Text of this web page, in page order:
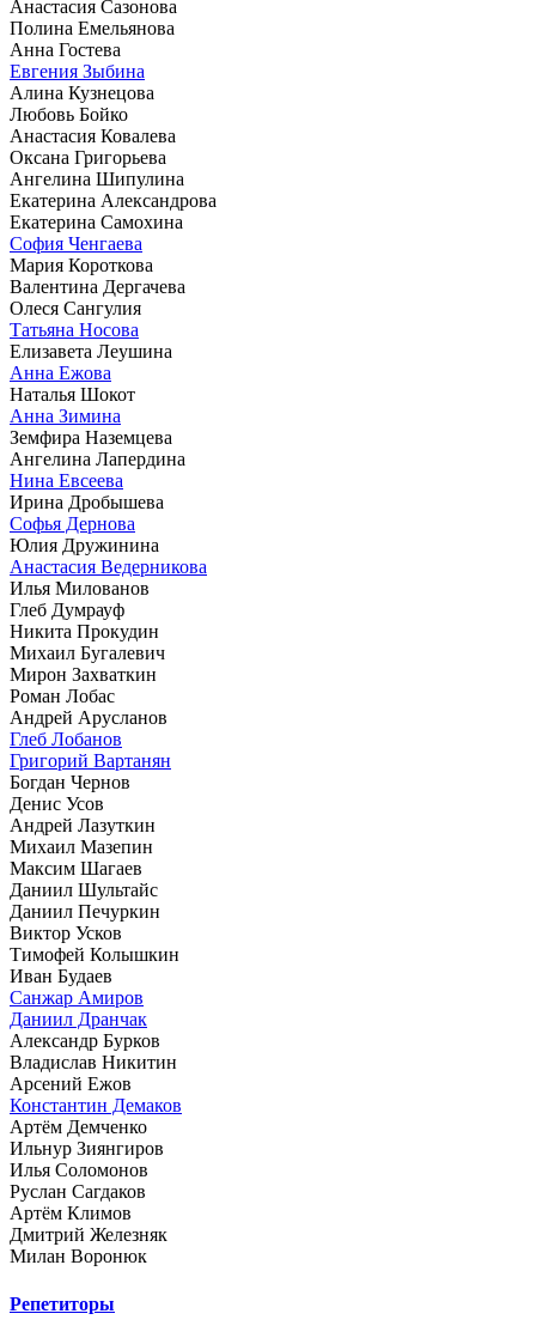
Анастасия Сазонова
Полина Емельянова
Анна Гостева
Евгения Зыбина
Алина Кузнецова
Любовь Бойко
Анастасия Ковалева
Оксана Григорьева
Ангелина Шипулина
Екатерина Александрова
Екатерина Самохина
София Ченгаева
Мария Короткова
Валентина Дергачева
Олеся Сангулия
Татьяна Носова
Елизавета Леушина
Анна Ежова
Наталья Шокот
Анна Зимина
Земфира Наземцева
Ангелина Лапердина
Нина Евсеева
Ирина Дробышева
Софья Дернова
Юлия Дружинина
Анастасия Ведерникова
Илья Милованов
Глеб Думрауф
Никита Прокудин
Михаил Бугалевич
Мирон Захваткин
Роман Лобас
Андрей Арусланов
Глеб Лобанов
Григорий Вартанян
Богдан Чернов
Денис Усов
Андрей Лазуткин
Михаил Мазепин
Максим Шагаев
Даниил Шультайс
Даниил Печуркин
Виктор Усков
Тимофей Колышкин
Иван Будаев
Санжар Амиров
Даниил Дранчак
Александр Бурков
Владислав Никитин
Арсений Ежов
Константин Демаков
Артём Демченко
Ильнур Зиянгиров
Илья Соломонов
Руслан Сагдаков
Артём Климов
Дмитрий Железняк
Милан Воронюк
Репетиторы